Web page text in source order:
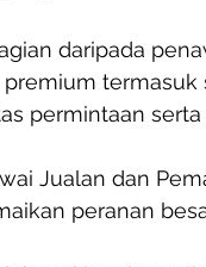
daripada
permintaan
Jualan dan
peranan